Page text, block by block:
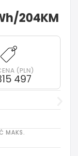
204KM
(PLN)
497
MAKS.